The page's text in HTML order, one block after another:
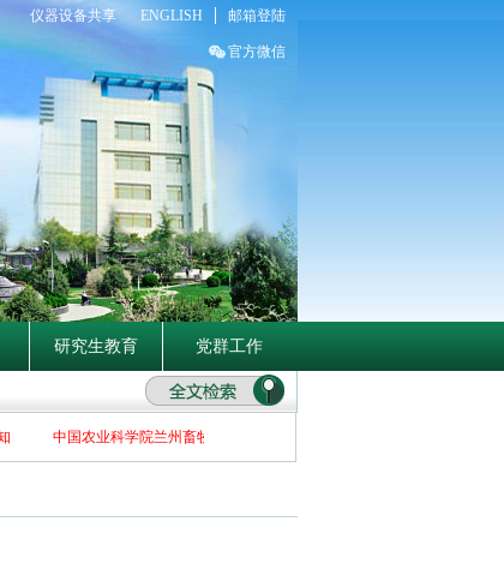
仪器设备共享 ENGLISH 邮箱登陆
官方微信
研究生教育 党群工作
中国农业科学院兰州畜牧与兽药研究所关于2026年博士招生补充报名初